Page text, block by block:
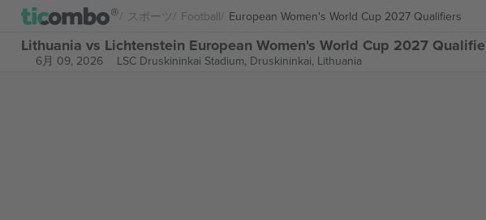
スポーツ Football European Women's World Cup 2027 Qualifiers
Lithuania vs Lichtenstein European Women's World Cup 2027
6月 09, 2026 LSC Druskininkai Stadium, Druskininkai, Lithuania